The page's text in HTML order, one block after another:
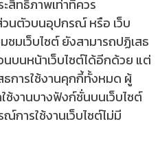
ะสิทธิภาพเท่าที่ควร
นตัวบนอุปกรณ์ หรือ เว็บ
ชมเว็บไซต์ ยังสามารถปฏิเสธ
บนหน้าเว็บไซต์ได้อีกด้วย แต่
ธการใช้งานคุกกี้ทั้งหมด ผู้
ช้งานบางฟังก์ชั่นบนเว็บไซต์
ณ์การใช้งานเว็บไซต์ไม่มี